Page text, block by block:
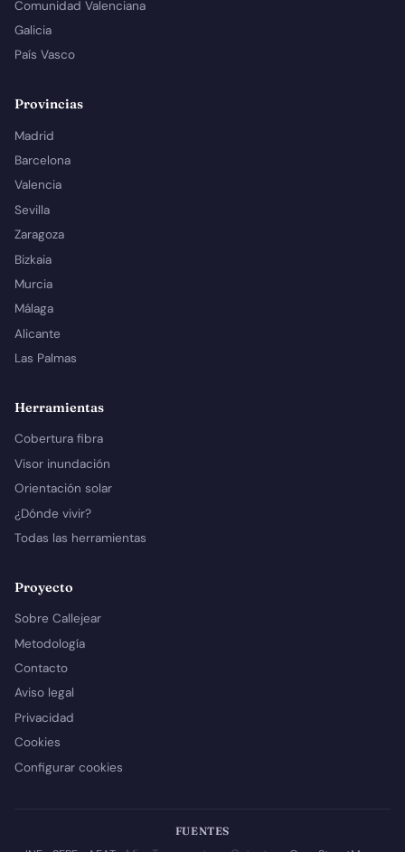
Comunidad Valenciana
Galicia
País Vasco
Provincias
Madrid
Barcelona
Valencia
Sevilla
Zaragoza
Bizkaia
Murcia
Málaga
Alicante
Las Palmas
Herramientas
Cobertura fibra
Visor inundación
Orientación solar
¿Dónde vivir?
Todas las herramientas
Proyecto
Sobre Callejear
Metodología
Contacto
Aviso legal
Privacidad
Cookies
Configurar cookies
FUENTES